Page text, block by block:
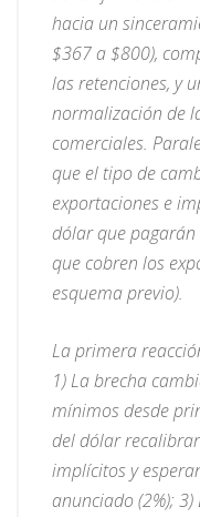
hacia un
$367 a $800),
las retenciones, y
normalización de
comerciales.
que el tipo de
exportaciones e
dólar que
que cobren los
esquema previo).
La primera
1) La brecha
mínimos desde
del dólar
implícitos y
anunciado (2%);